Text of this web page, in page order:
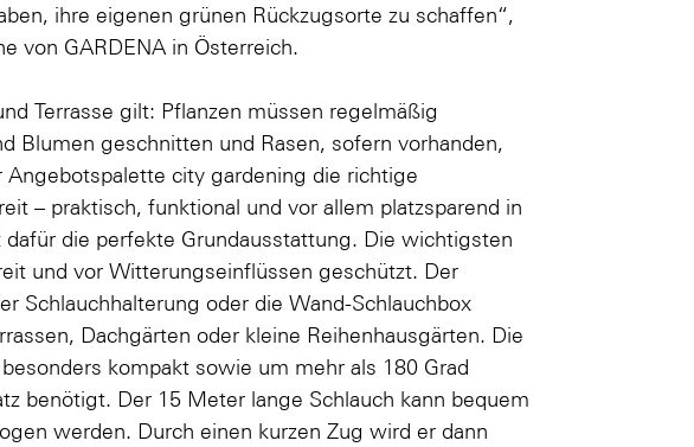
ihre eigenen grünen Rückzugsorte zu schaffen“,
von GARDENA in Österreich.
Terrasse gilt: Pflanzen müssen regelmäßig
Blumen geschnitten und Rasen, sofern vorhanden,
city gardening die richtige
– praktisch, funktional und vor allem platzsparend in
die perfekte Grundausstattung. Die wichtigsten
und vor Witterungseinflüssen geschützt. Der
Schlauchhalterung oder die Wand-Schlauchbox
Dachgärten oder kleine Reihenhausgärten. Die
kompakt sowie um mehr als 180 Grad
benötigt. Der 15 Meter lange Schlauch kann bequem
werden. Durch einen kurzen Zug wird er dann